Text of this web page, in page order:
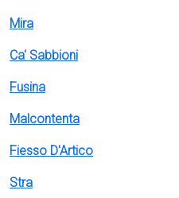
Mira
Ca' Sabbioni
Fusina
Malcontenta
Fiesso D'Artico
Stra